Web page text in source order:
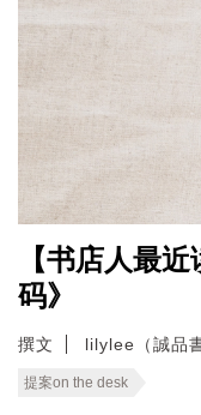
【书店人最
码》
撰文 lilylee（誠品
提案on the desk